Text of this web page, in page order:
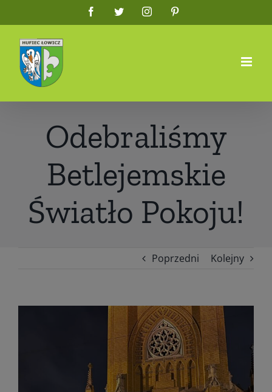
do
zawartości
FacebookTwitterInstagram
Odebraliśmy
Betlejemskie
Światło Pokoju!
Poprzedni Kolejny